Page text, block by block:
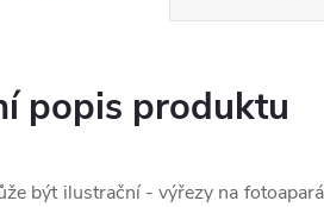
popis produktu
být ilustrační - výřezy na